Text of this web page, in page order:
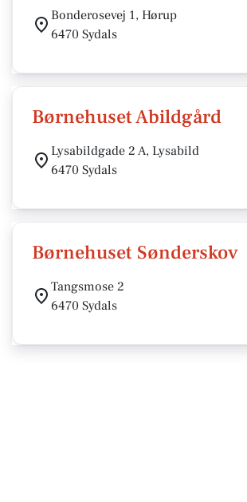
Bonderosevej 1, Hørup
6470 Sydals
Børnehuset Abildgård
Lysabildgade 2 A, Lysabild
6470 Sydals
Børnehuset Sønderskov
Tangsmose 2
6470 Sydals